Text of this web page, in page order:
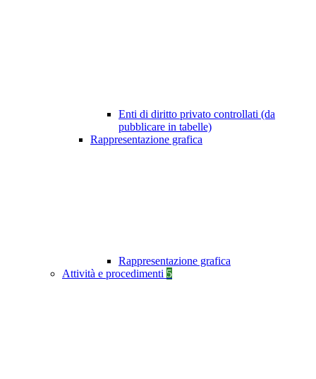
Enti di diritto privato controllati (da
pubblicare in tabelle)
Rappresentazione grafica
Rappresentazione grafica
Attività e procedimenti 5